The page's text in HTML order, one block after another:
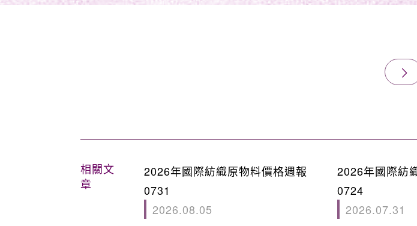
相關文
章
2026年國際紡織原物料價格週報
0731
2026.08.05
2026年國際紡
0724
2026.07.31